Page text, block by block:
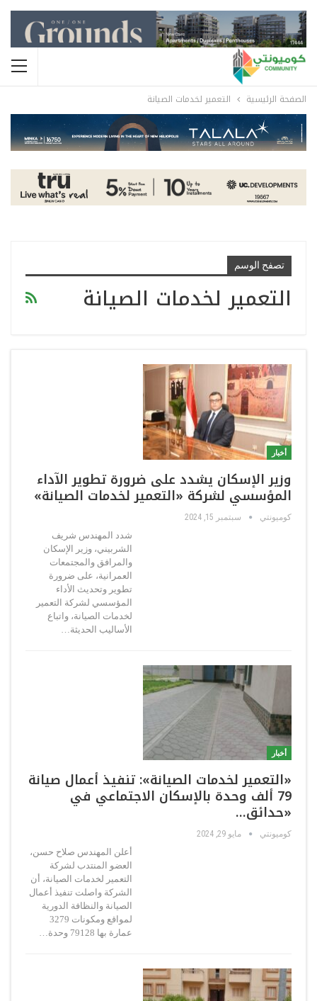
الصفحة الرئيسية التعمير لخدمات الصيانة
تصفح الوسم
التعمير لخدمات الصيانة
أخبار
وزير الإسكان يشدد على ضرورة تطوير الآداء
المؤسسي لشركة «التعمير لخدمات الصيانة»
كوميونتي سبتمبر 15, 2024
شدد المهندس شريف
الشربيني، وزير الإسكان
والمرافق والمجتمعات
العمرانية، على ضرورة
تطوير وتحديث الأداء
المؤسسي لشركة التعمير
لخدمات الصيانة، واتباع
الأساليب الحديثة…
أخبار
«التعمير لخدمات الصيانة»: تنفيذ أعمال صيانة
79 ألف وحدة بالإسكان الاجتماعي في
«حدائق…
كوميونتي مايو 29, 2024
أعلن المهندس صلاح حسن،
العضو المنتدب لشركة
التعمير لخدمات الصيانة، أن
الشركة واصلت تنفيذ أعمال
الصيانة والنظافة الدورية
لمواقع ومكونات 3279
عمارة بها 79128 وحدة…